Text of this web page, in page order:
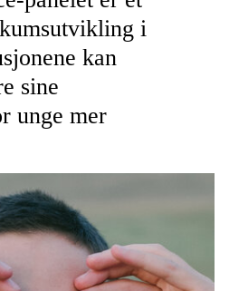
i
kan
sine
unge mer